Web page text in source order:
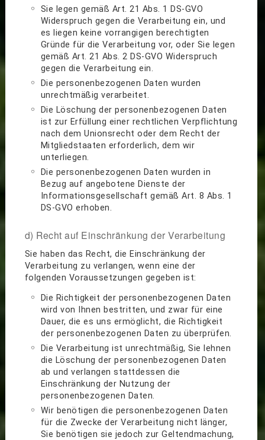
Sie legen gemäß Art. 21 Abs. 1 DS-GVO
Widerspruch gegen die Verarbeitung ein, und
es liegen keine vorrangigen berechtigten
Gründe für die Verarbeitung vor, oder Sie legen
gemäß Art. 21 Abs. 2 DS-GVO Widerspruch
gegen die Verarbeitung ein.
Die personenbezogenen Daten wurden
unrechtmäßig verarbeitet.
Die Löschung der personenbezogenen Daten
ist zur Erfüllung einer rechtlichen Verpflichtung
nach dem Unionsrecht oder dem Recht der
Mitgliedstaaten erforderlich, dem wir
unterliegen.
Die personenbezogenen Daten wurden in
Bezug auf angebotene Dienste der
Informationsgesellschaft gemäß Art. 8 Abs. 1
DS-GVO erhoben.
d) Recht auf Einschränkung der Verarbeitung
Sie haben das Recht, die Einschränkung der
Verarbeitung zu verlangen, wenn eine der
folgenden Voraussetzungen gegeben ist:
Die Richtigkeit der personenbezogenen Daten
wird von Ihnen bestritten, und zwar für eine
Dauer, die es uns ermöglicht, die Richtigkeit
der personenbezogenen Daten zu überprüfen.
Die Verarbeitung ist unrechtmäßig, Sie lehnen
die Löschung der personenbezogenen Daten
ab und verlangen stattdessen die
Einschränkung der Nutzung der
personenbezogenen Daten.
Wir benötigen die personenbezogenen Daten
für die Zwecke der Verarbeitung nicht länger,
Sie benötigen sie jedoch zur Geltendmachung,